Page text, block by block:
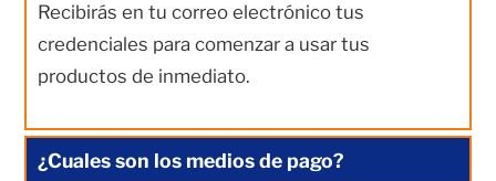
Recibirás en tu correo electrónico tus
credenciales para comenzar a usar tus
productos de inmediato.
¿Cuales son los medios de pago?